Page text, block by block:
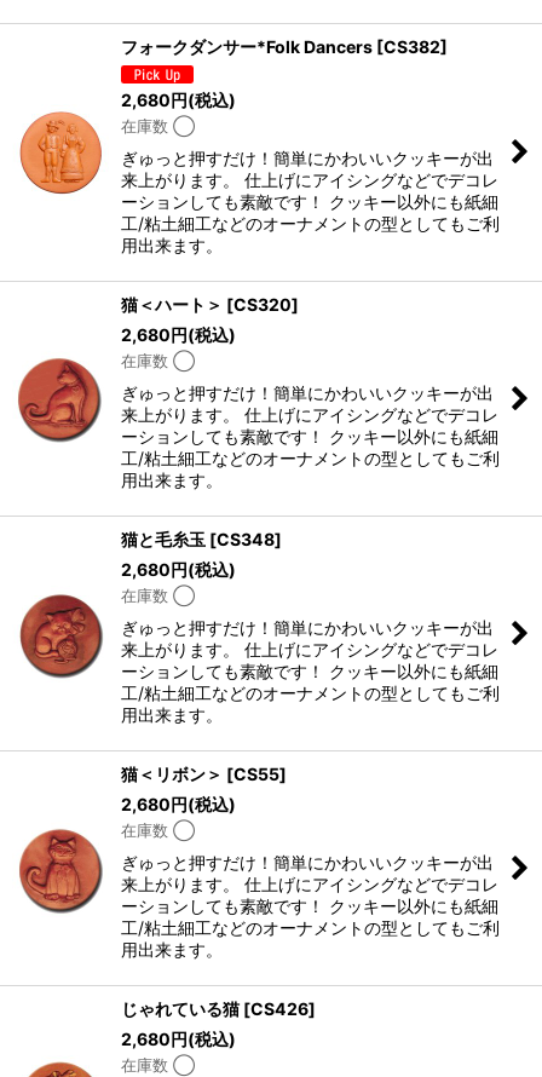
フォークダンサー*Folk Dancers [CS382]
2,680円(税込)
在庫数 ◯
ぎゅっと押すだけ！簡単にかわいいクッキーが出
来上がります。 仕上げにアイシングなどでデコレ
ーションしても素敵です！ クッキー以外にも紙細
工/粘土細工などのオーナメントの型としてもご利
用出来ます。
猫＜ハート＞ [CS320]
2,680円(税込)
在庫数 ◯
ぎゅっと押すだけ！簡単にかわいいクッキーが出
来上がります。 仕上げにアイシングなどでデコレ
ーションしても素敵です！ クッキー以外にも紙細
工/粘土細工などのオーナメントの型としてもご利
用出来ます。
猫と毛糸玉 [CS348]
2,680円(税込)
在庫数 ◯
ぎゅっと押すだけ！簡単にかわいいクッキーが出
来上がります。 仕上げにアイシングなどでデコレ
ーションしても素敵です！ クッキー以外にも紙細
工/粘土細工などのオーナメントの型としてもご利
用出来ます。
猫＜リボン＞ [CS55]
2,680円(税込)
在庫数 ◯
ぎゅっと押すだけ！簡単にかわいいクッキーが出
来上がります。 仕上げにアイシングなどでデコレ
ーションしても素敵です！ クッキー以外にも紙細
工/粘土細工などのオーナメントの型としてもご利
用出来ます。
じゃれている猫 [CS426]
2,680円(税込)
在庫数 ◯